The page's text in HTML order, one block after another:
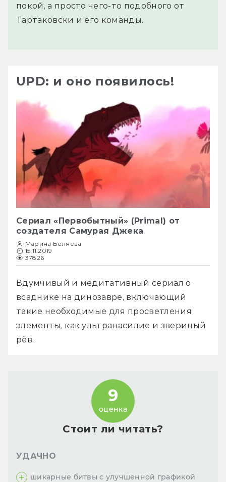
покой, а просто чего-то подобного от
Тартаковски и его команды.
UPD: и оно появилось!
Сериал «Первобытный» (Primal) от
создателя Самурая Джека
Марина Беляева
15.11.2019
37826
Вдумчивый и медитативный сериал о
всаднике на динозавре, включающий
такие необходимые для просветления
элементы, как ультранасилие и звериный
Стоит ли читать?
9
оценка
УДАЧНО
шикарные битвы с улучшенной графикой